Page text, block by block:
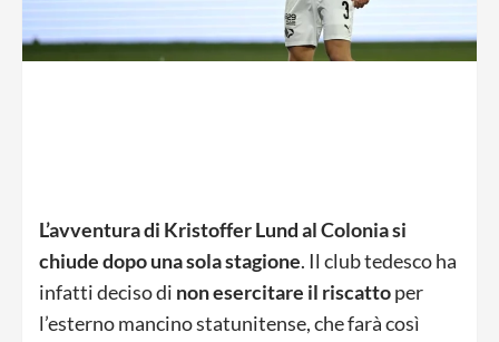
L’avventura di Kristoffer Lund al Colonia si
chiude dopo una sola stagione. Il club tedesco ha
infatti deciso di non esercitare il riscattoper
l’esterno mancino statunitense, che farà così